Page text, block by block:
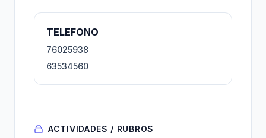
TELEFONO
76025938
63534560
ACTIVIDADES / RUBROS